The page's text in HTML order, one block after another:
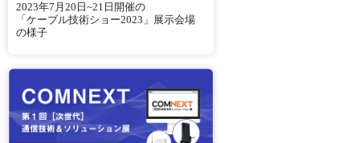
2023年7月20日~21日開催の
「ケーブル技術ショー2023」展示会場
の様子